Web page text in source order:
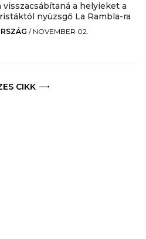
visszacsábítaná a helyieket a
nyüzsgő La Rambla-ra
/ NOVEMBER 02.
CIKK